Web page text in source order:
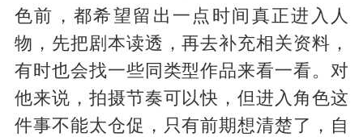
色前，都希望留出一点时间真正进入人
物，先把剧本读透，再去补充相关资料，
有时也会找一些同类型作品来看一看。对
他来说，拍摄节奏可以快，但进入角色这
件事不能太仓促，只有前期想清楚了，自